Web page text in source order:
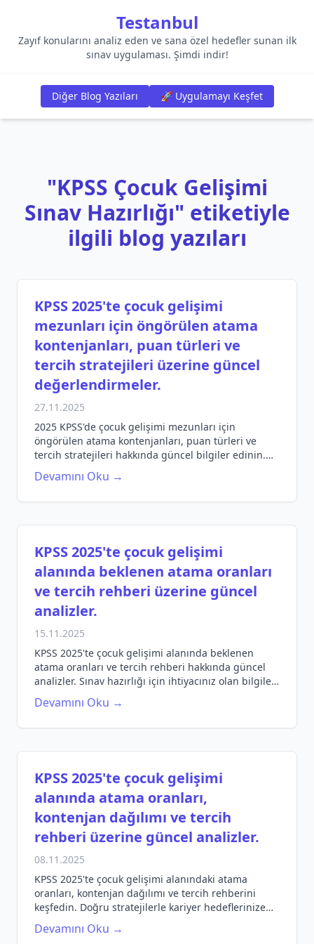
Testanbul
Zayıf konularını analiz eden ve sana özel hedefler sunan ilk
sınav uygulaması. Şimdi indir!
Diğer Blog Yazıları 🚀 Uygulamayı Keşfet
"KPSS Çocuk Gelişimi
Sınav Hazırlığı" etiketiyle
ilgili blog yazıları
KPSS 2025'te çocuk gelişimi
mezunları için öngörülen atama
kontenjanları, puan türleri ve
tercih stratejileri üzerine güncel
değerlendirmeler.
27.11.2025
2025 KPSS'de çocuk gelişimi mezunları için
öngörülen atama kontenjanları, puan türleri ve
tercih stratejileri hakkında güncel bilgiler edinin.
Sınav hazırlık sürecinizi en iyi şekilde yönlendirin.
Devamını Oku →
KPSS 2025'te çocuk gelişimi
alanında beklenen atama oranları
ve tercih rehberi üzerine güncel
analizler.
15.11.2025
KPSS 2025'te çocuk gelişimi alanında beklenen
atama oranları ve tercih rehberi hakkında güncel
analizler. Sınav hazırlığı için ihtiyacınız olan bilgileri
keşfedin.
Devamını Oku →
KPSS 2025'te çocuk gelişimi
alanında atama oranları,
kontenjan dağılımı ve tercih
rehberi üzerine güncel analizler.
08.11.2025
KPSS 2025'te çocuk gelişimi alanındaki atama
oranları, kontenjan dağılımı ve tercih rehberini
keşfedin. Doğru stratejilerle kariyer hedeflerinize
ulaşın.
Devamını Oku →